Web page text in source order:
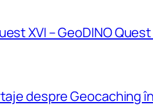
XVI – GeoDINO
despre Geocaching